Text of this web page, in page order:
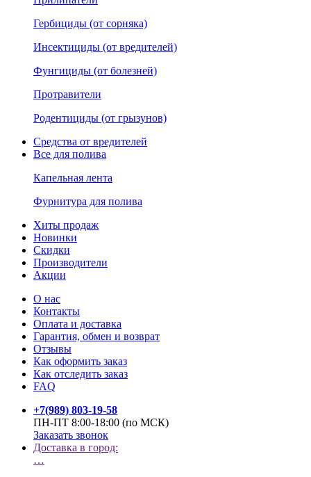
Гербициды (от сорняка)
Инсектициды (от вредителей)
Фунгициды (от болезней)
Протравители
Родентициды (от грызунов)
Средства от вредителей
Все для полива
Капельная лента
Фурнитура для полива
Хиты продаж
Новинки
Скидки
Производители
Акции
О нас
Контакты
Оплата и доставка
Гарантия, обмен и возврат
Отзывы
Как оформить заказ
Как отследить заказ
FAQ
+7(989) 803-19-58
ПН-ПТ 8:00-18:00 (по МСК)
Заказать звонок
Доставка в город:
…